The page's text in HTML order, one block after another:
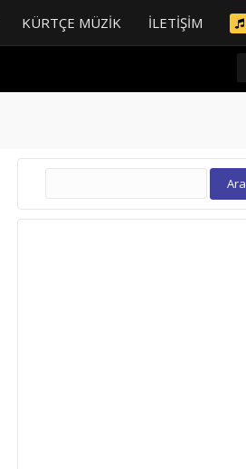
KÜRTÇE MÜZIK İLETIŞIM
Arama: